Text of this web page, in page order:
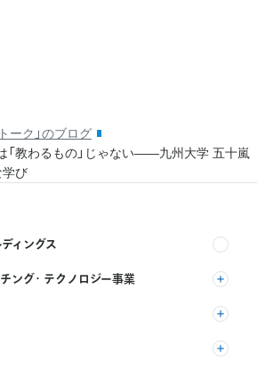
ーク」のブログ
「教わるもの」じゃない――九州大学 五十嵐
学び
ィングス
ング・テクノロジー事業
トパートナーズ